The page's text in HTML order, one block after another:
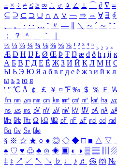
± × ÷ ≠ ≤ ≥ ∞ ∴ ♂ ♀ ∠ ⊥ ⌒ ∂ ∇ ≡
⊆ ⊇ ⊂ ⊃ ∪ ∩ ∧ ∨ ￢ ⇒ ⇔ ∀ ∃ ∮
、
。 · ‥ … ¨ 〃 ― ＼ ∼ ´ ～ ˇ ˘
；
？ ＾ ｀
½ ⅓ ⅔ ¼ ¾ ⅛ ⅜ ⅝ ⅞ ¹ ² ³ ⁴ ⁿ ₁ ₂ ₃ ₄
Æ Ð Ħ Ĳ Ł Ø Œ Þ Ŧ Ŋ æ đ ð ħ ı ĳ ĸ
А Б В Г Д Е Ё Ж З И Й К Л М Н
Ы Ь Э Ю Я а б в г д е ё ж з и й к л
ы ь э ю я
′ ″ ℃ Å ￠ ￡ ￥ ¤ ℉ ‰ ＄ ％ Ｆ
㎙ ㎚ ㎛ ㎜ ㎝ ㎞ ㎟ ㎠ ㎡ ㎢ ㏊ ㎍
㎱ ㎲ ㎳ ㎴ ㎵ ㎶ ㎷ ㎸ ㎹ ㎀ ㎁ ㎂
㎒ ㎓ ㎔ Ω ㏀ ㏁ ㎊ ㎋ ㎌ ㏖ ㏅ ㎭
㏃ ㏉ ㏜ ㏆
§ ※ ☆ ★ ○ ● ◎ ◇ ◆ □ ■ △ ▽
♠ ♡ ♥ ♧ ♣ ⊙ ◈ ▣ ◐ ◑ ▒ ▤
‡ ↕ ↗ ↙ ↖ ↘ ♭ ♩ ♪ ♬ ㉿ ㈜ №